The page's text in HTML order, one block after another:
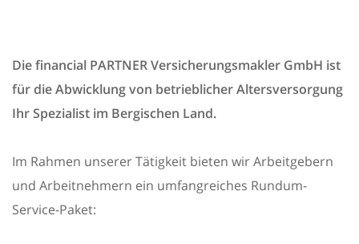
Die financial PARTNER Versicherungsmakler GmbH ist
für die Abwicklung von betrieblicher Altersversorgung
Ihr Spezialist im Bergischen Land.
Im Rahmen unserer Tätigkeit bieten wir Arbeitgebern
und Arbeitnehmern ein umfangreiches Rundum-
Service-Paket: